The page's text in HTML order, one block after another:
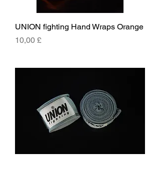
UNION fighting Hand Wraps Orange
Cena
10,00 £